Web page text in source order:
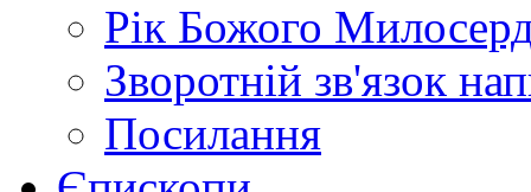
Рік Божого
Зворотній зв'язок
Посилання